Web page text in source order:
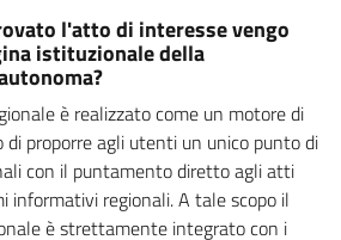
l'atto di interesse vengo
istituzionale della
è realizzato come un motore di
di proporre agli utenti un unico punto di
con il puntamento diretto agli atti
informativi regionali. A tale scopo il
è strettamente integrato con i